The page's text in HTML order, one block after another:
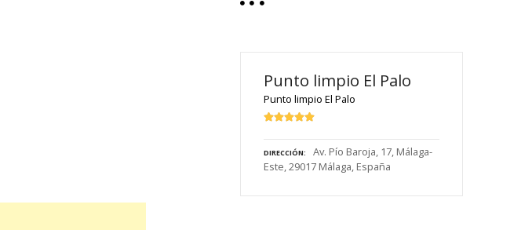
Punto limpio El Palo
Punto limpio El Palo
DIRECCIÓN
Av. Pío Baroja, 17, Málaga-
Este, 29017 Málaga, España